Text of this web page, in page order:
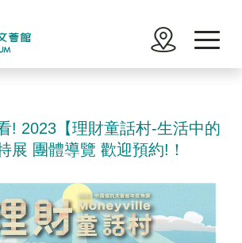
! 2023【理財童話村-生活中的
展 團體導覽 歡迎預約!！